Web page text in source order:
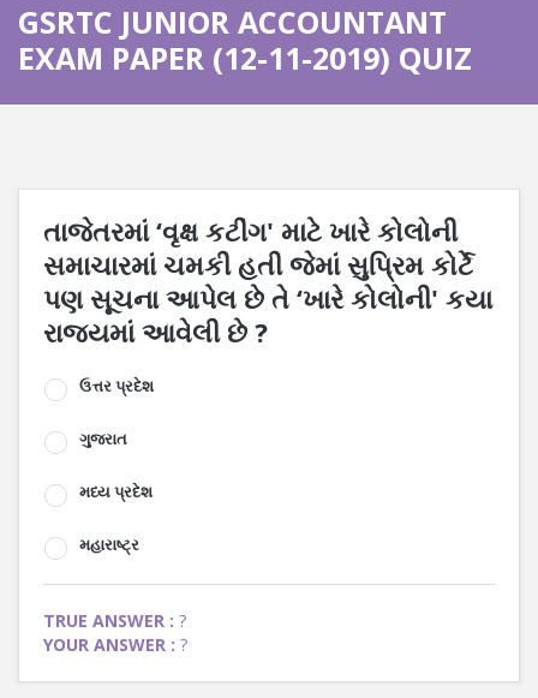
GSRTC JUNIOR ACCOUNTANT
EXAM PAPER (12-11-2019) QUIZ
તાજેતરમાં ‘વૃક્ષ કટીંગ' માટે ખારે કોલોની
સમાચારમાં ચમકી હતી જેમાં સુપ્રિમ કોર્ટે
પણ સૂચના આપેલ છે તે ‘ખારે કોલોની' કયા
રાજ્યમાં આવેલી છે ?
ઉત્તર પ્રદેશ
ગુજરાત
મધ્ય પ્રદેશ
મહારાષ્ટ્ર
TRUE ANSWER : ?
YOUR ANSWER : ?